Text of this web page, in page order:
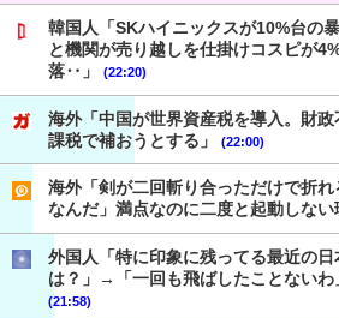
韓国人「SKハイニックスが10%台の
と機関が売り越しを仕掛けコスピが
落‥」
(22:20)
海外「中国が世界資産税を導入。財
課税で補おうとする」
(22:00)
海外「剣が二回斬り合っただけで折
なんだ」満点なのに二度と起動しな
外国人「特に印象に残ってる最近の
は？」→「一回も飛ばしたことないわ
(21:58)